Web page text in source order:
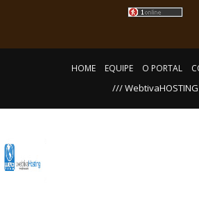
HOME EQUIPE O PORTAL
/// WebtivaHOSTING